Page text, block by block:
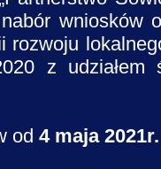
wniosków
z udziałem
od 4 maja